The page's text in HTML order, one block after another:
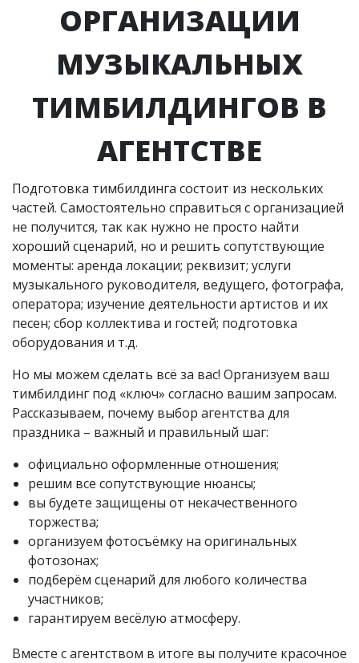
ОРГАНИЗАЦИИ
МУЗЫКАЛЬНЫХ
ТИМБИЛДИНГОВ В
АГЕНТСТВЕ
Подготовка тимбилдинга состоит из нескольких
частей. Самостоятельно справиться с организацией
не получится, так как нужно не просто найти
хороший сценарий, но и решить сопутствующие
моменты: аренда локации; реквизит; услуги
музыкального руководителя, ведущего, фотографа,
оператора; изучение деятельности артистов и их
песен; сбор коллектива и гостей; подготовка
оборудования и т.д.
Но мы можем сделать всё за вас! Организуем ваш
тимбилдинг под «ключ» согласно вашим запросам.
Рассказываем, почему выбор агентства для
праздника – важный и правильный шаг:
официально оформленные отношения;
решим все сопутствующие нюансы;
вы будете защищены от некачественного
торжества;
организуем фотосъёмку на оригинальных
фотозонах;
подберём сценарий для любого количества
участников;
гарантируем весёлую атмосферу.
Вместе с агентством в итоге вы получите красочное